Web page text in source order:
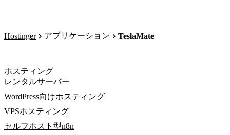
Hostinger アプリケーション TeslaMate
ホスティング
レンタルサーバー
WordPress向けホスティング
VPSホスティング
セルフホスト型n8n